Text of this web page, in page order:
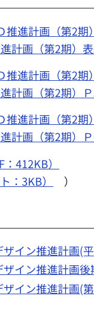
推進計画（第2期
計画（第2期）
推進計画（第2期
計画（第2期）
推進計画（第2期
計画（第2期）
412KB）
：3KB） ）
イン推進計画(
イン推進計画
イン推進計画(